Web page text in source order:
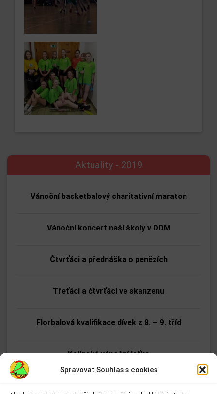
Spravovat Souhlas s cookies
Aktuality - 2019
Vánoční basketbalový charitativní maraton
Vánoční koncert naší školy v DDM
Čtvrťáci a přednáška o penězích
Třeťáci a čtvrťáci ve skanzenu
Florbalová kvalifikace dívek z 8. – 9. tříd
Kolínská vánoční laťka